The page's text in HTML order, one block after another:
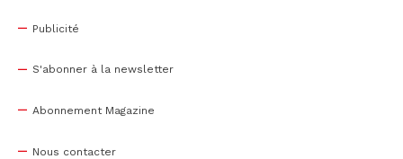
Publicité
S'abonner à la newsletter
Abonnement Magazine
Nous contacter